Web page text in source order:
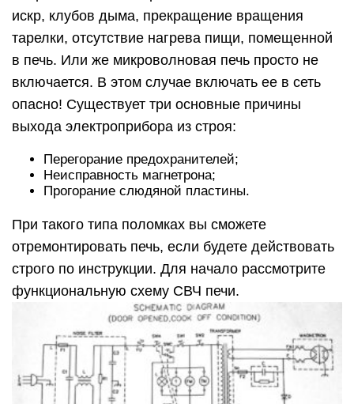
искр, клубов дыма, прекращение вращения
тарелки, отсутствие нагрева пищи, помещенной
в печь. Или же микроволновая печь просто не
включается. В этом случае включать ее в сеть
опасно! Существует три основные причины
выхода электроприбора из строя:
Перегорание предохранителей;
Неисправность магнетрона;
Прогорание слюдяной пластины.
При такого типа поломках вы сможете
отремонтировать печь, если будете действовать
строго по инструкции. Для начало рассмотрите
функциональную схему СВЧ печи.